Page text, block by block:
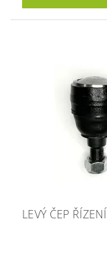
LEVÝ ČEP ŘÍZENÍ